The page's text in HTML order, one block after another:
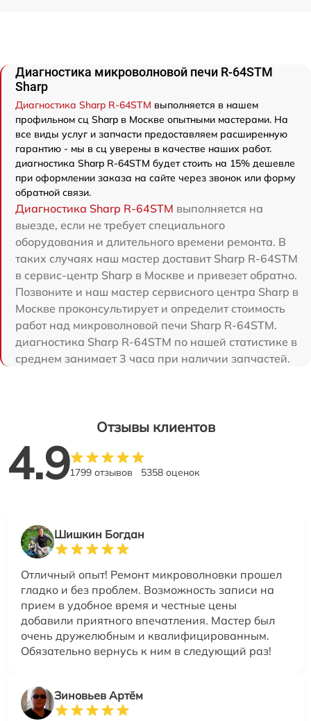
Диагностика микроволновой печи R-64STM
Sharp
Диагностика Sharp R-64STM выполняется в нашем
профильном сц Sharp в Москве опытными мастерами. На
все виды услуг и запчасти предоставляем расширенную
гарантию - мы в сц уверены в качестве наших работ.
диагностика Sharp R-64STM будет стоить на 15% дешевле
при оформлении заказа на сайте через звонок или форму
обратной связи.
Диагностика Sharp R-64STM выполняется на
выезде, если не требует специального
оборудования и длительного времени ремонта. В
таких случаях наш мастер доставит Sharp R-64STM
в сервис-центр Sharp в Москве и привезет обратно.
Позвоните и наш мастер сервисного центра Sharp в
Москве проконсультирует и определит стоимость
работ над микроволновой печи Sharp R-64STM.
диагностика Sharp R-64STM по нашей статистике в
среднем занимает 3 часа при наличии запчастей.
Отзывы клиентов
4.91799 отзывов 5358 оценок
Шишкин Богдан
Отличный опыт! Ремонт микроволновки прошел
гладко и без проблем. Возможность записи на
прием в удобное время и честные цены
добавили приятного впечатления. Мастер был
очень дружелюбным и квалифицированным.
Обязательно вернусь к ним в следующий раз!
Зиновьев Артём